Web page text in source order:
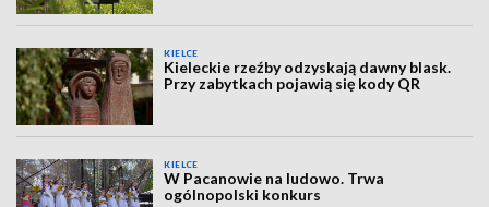
KIELCE
Kieleckie rzeźby odzyskają dawny blask.
Przy zabytkach pojawią się kody QR
KIELCE
W Pacanowie na ludowo. Trwa
ogólnopolski konkurs